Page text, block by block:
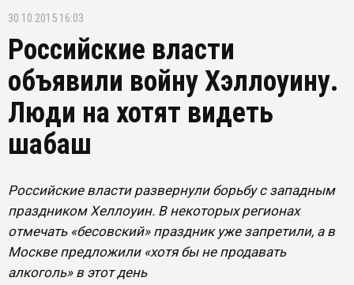
30.10.2015 16:03
Российские власти
объявили войну Хэллоуину.
Люди на хотят видеть
шабаш
Российские власти развернули борьбу с западным
праздником Хеллоуин. В некоторых регионах
отмечать «бесовский» праздник уже запретили, а в
Москве предложили «хотя бы не продавать
алкоголь» в этот день